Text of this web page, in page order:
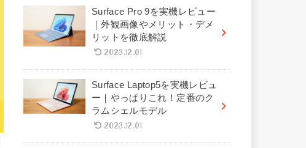
Surface Pro 9を実機レビュー
｜外観画像やメリット・デメ
リットを徹底解説
2023.12.01
Surface Laptop5を実機レビュ
ー｜やっぱりこれ！定番のク
ラムシェルモデル
2023.12.01